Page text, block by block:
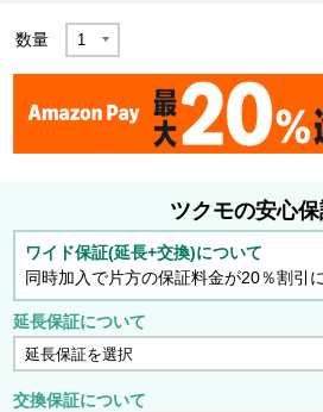
数量
ツクモの安心保
ワイド保証(延長+交換)について
同時加入で片方の保証料金が20％割引
延長保証について
交換保証について